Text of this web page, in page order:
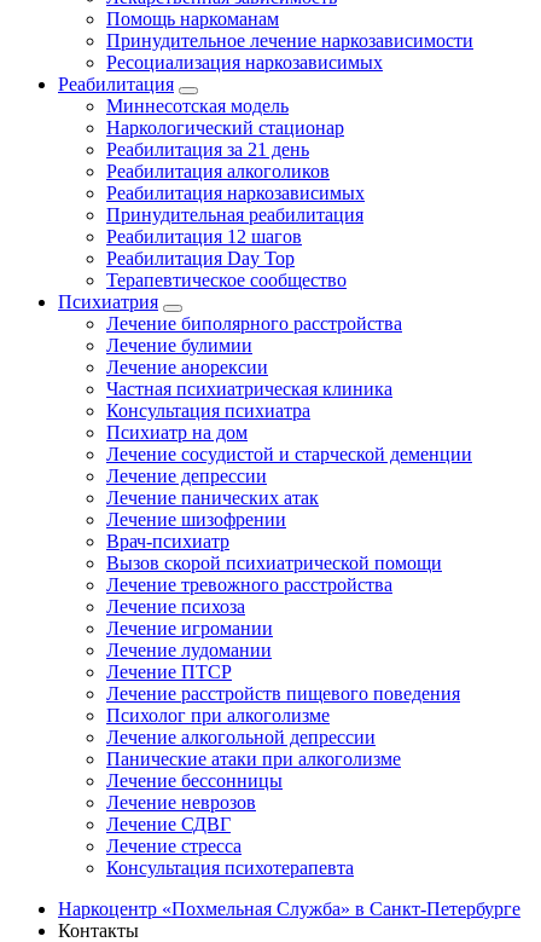
Помощь наркоманам
Принудительное лечение наркозависимости
Ресоциализация наркозависимых
Реабилитация
Миннесотская модель
Наркологический стационар
Реабилитация за 21 день
Реабилитация алкоголиков
Реабилитация наркозависимых
Принудительная реабилитация
Реабилитация 12 шагов
Реабилитация Day Top
Терапевтическое сообщество
Психиатрия
Лечение биполярного расстройства
Лечение булимии
Лечение анорексии
Частная психиатрическая клиника
Консультация психиатра
Психиатр на дом
Лечение сосудистой и старческой деменции
Лечение депрессии
Лечение панических атак
Лечение шизофрении
Врач-психиатр
Вызов скорой психиатрической помощи
Лечение тревожного расстройства
Лечение психоза
Лечение игромании
Лечение лудомании
Лечение ПТСР
Лечение расстройств пищевого поведения
Психолог при алкоголизме
Лечение алкогольной депрессии
Панические атаки при алкоголизме
Лечение бессонницы
Лечение неврозов
Лечение СДВГ
Лечение стресса
Консультация психотерапевта
Наркоцентр «Похмельная Служба» в Санкт-Петербурге
Контакты